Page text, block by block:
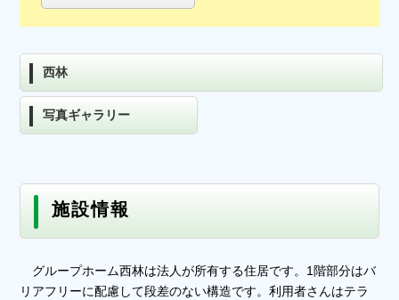
西林
写真ギャラリー
施設情報
グループホーム西林は法人が所有する住居です。1階部分はバ
リアフリーに配慮して段差のない構造です。利用者さんはテラ